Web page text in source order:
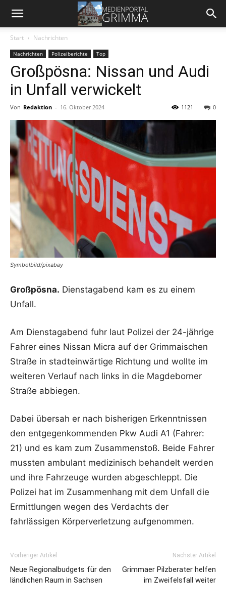
Start Nachrichten
Nachrichten Polizeiberichte Top
Großpösna: Nissan und Audi
in Unfall verwickelt
Von Redaktion - 16. Oktober 2024 0
1121
Symbolbild/pixabay
Großpösna. Dienstagabend kam es zu einem
Unfall.
Am Dienstagabend fuhr laut Polizei der 24-jährige
Fahrer eines Nissan Micra auf der Grimmaischen
Straße in stadteinwärtige Richtung und wollte im
weiteren Verlauf nach links in die Magdeborner
Straße abbiegen.
Dabei übersah er nach bisherigen Erkenntnissen
den entgegenkommenden Pkw Audi A1 (Fahrer:
21) und es kam zum Zusammenstoß. Beide Fahrer
mussten ambulant medizinisch behandelt werden
und ihre Fahrzeuge wurden abgeschleppt. Die
Polizei hat im Zusammenhang mit dem Unfall die
Ermittlungen wegen des Verdachts der
fahrlässigen Körperverletzung aufgenommen.
Vorheriger Artikel
Neue Regionalbudgets für den
ländlichen Raum in Sachsen
Nächster Artikel
Grimmaer Pilzberater helfen
im Zweifelsfall weiter